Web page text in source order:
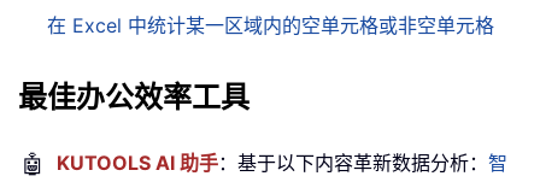
在 Excel 中统计某一区域内的空单元格或非空单元格
最佳办公效率工具
🤖 KUTOOLS AI 助手：基于以下内容革新数据分析： 智